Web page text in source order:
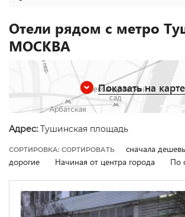
Отели рядом с метро
МОСКВА
Показать на карте
Адрес: Тушинская площадь
СОРТИРОВКА: СОРТИРОВАТЬ сначала
дорогие
Начиная от центра города По